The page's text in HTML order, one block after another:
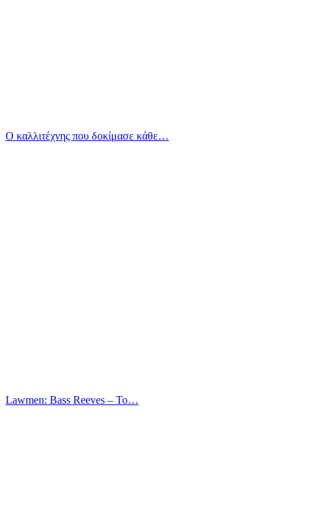
Ο καλλιτέχνης που δοκίμασε κάθε…
Lawmen: Bass Reeves – Το…